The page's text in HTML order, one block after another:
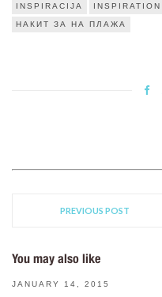
INSPIRACIJA INSPIRATION
НАКИТ ЗА НА ПЛАЖА
PREVIOUS POST
You may also like
JANUARY 14, 2015